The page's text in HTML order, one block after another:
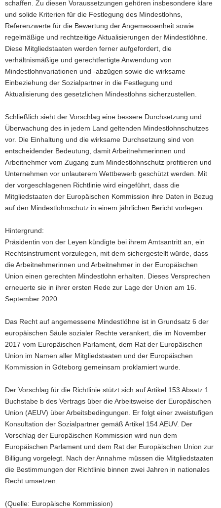
schaffen. Zu diesen Voraussetzungen gehören insbesondere klare
und solide Kriterien für die Festlegung des Mindestlohns,
Referenzwerte für die Bewertung der Angemessenheit sowie
regelmäßige und rechtzeitige Aktualisierungen der Mindestlöhne.
Diese Mitgliedstaaten werden ferner aufgefordert, die
verhältnismäßige und gerechtfertigte Anwendung von
Mindestlohnvariationen und -abzügen sowie die wirksame
Einbeziehung der Sozialpartner in die Festlegung und
Aktualisierung des gesetzlichen Mindestlohns sicherzustellen.
Schließlich sieht der Vorschlag eine bessere Durchsetzung und
Überwachung des in jedem Land geltenden Mindestlohnschutzes
vor. Die Einhaltung und die wirksame Durchsetzung sind von
entscheidender Bedeutung, damit Arbeitnehmerinnen und
Arbeitnehmer vom Zugang zum Mindestlohnschutz profitieren und
Unternehmen vor unlauterem Wettbewerb geschützt werden. Mit
der vorgeschlagenen Richtlinie wird eingeführt, dass die
Mitgliedstaaten der Europäischen Kommission ihre Daten in Bezug
auf den Mindestlohnschutz in einem jährlichen Bericht vorlegen.
Hintergrund:
Präsidentin von der Leyen kündigte bei ihrem Amtsantritt an, ein
Rechtsinstrument vorzulegen, mit dem sichergestellt würde, dass
die Arbeitnehmerinnen und Arbeitnehmer in der Europäischen
Union einen gerechten Mindestlohn erhalten. Dieses Versprechen
erneuerte sie in ihrer ersten Rede zur Lage der Union am 16.
September 2020.
Das Recht auf angemessene Mindestlöhne ist in Grundsatz 6 der
europäischen Säule sozialer Rechte verankert, die im November
2017 vom Europäischen Parlament, dem Rat der Europäischen
Union im Namen aller Mitgliedstaaten und der Europäischen
Kommission in Göteborg gemeinsam proklamiert wurde.
Der Vorschlag für die Richtlinie stützt sich auf Artikel 153 Absatz 1
Buchstabe b des Vertrags über die Arbeitsweise der Europäischen
Union (AEUV) über Arbeitsbedingungen. Er folgt einer zweistufigen
Konsultation der Sozialpartner gemäß Artikel 154 AEUV. Der
Vorschlag der Europäischen Kommission wird nun dem
Europäischen Parlament und dem Rat der Europäischen Union zur
Billigung vorgelegt. Nach der Annahme müssen die Mitgliedstaaten
die Bestimmungen der Richtlinie binnen zwei Jahren in nationales
Recht umsetzen.
(Quelle: Europäische Kommission)